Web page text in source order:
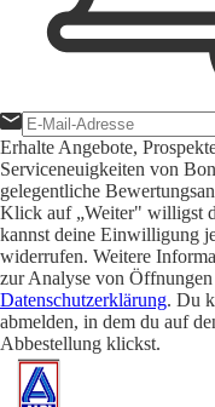
Erhalte Angebote,
Serviceneuigkeiten von
gelegentliche
Klick auf „Weiter" willigst
kannst deine Einwilligung
widerrufen. Weitere
zur Analyse von
Datenschutzerklärung. Du
abmelden, in dem du auf
Abbestellung klickst.